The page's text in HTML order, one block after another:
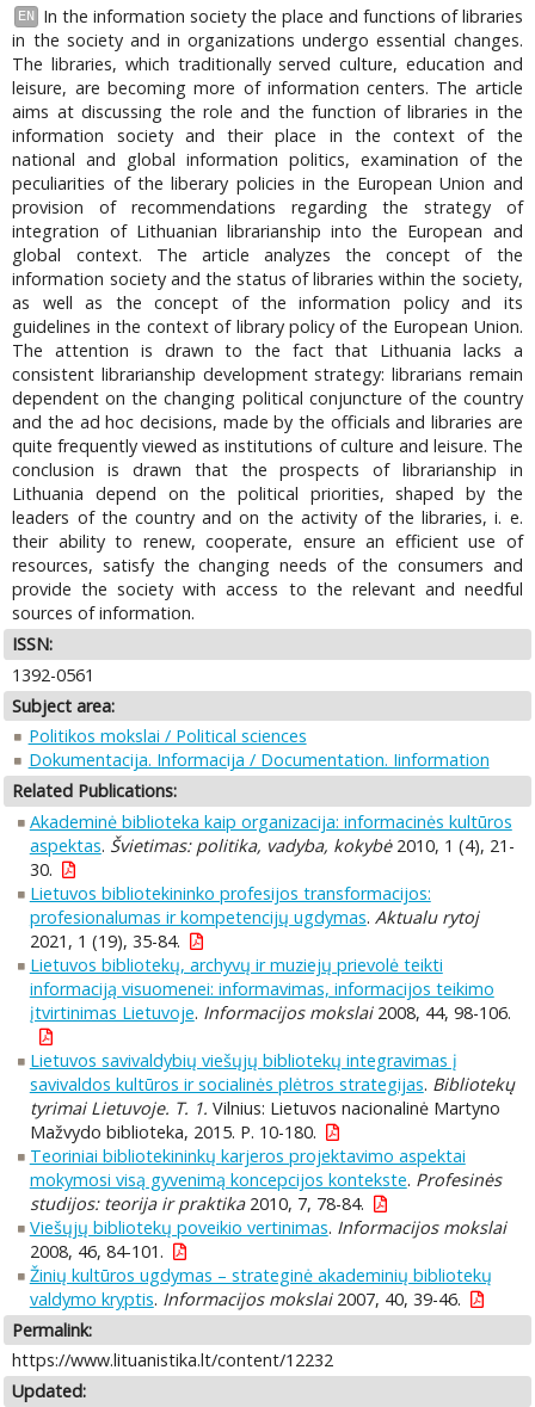
EN
In the information society the place and functions of libraries
in the society and in organizations undergo essential changes.
The libraries, which traditionally served culture, education and
leisure, are becoming more of information centers. The article
aims at discussing the role and the function of libraries in the
information society and their place in the context of the
national and global information politics, examination of the
peculiarities of the liberary policies in the European Union and
provision of recommendations regarding the strategy of
integration of Lithuanian librarianship into the European and
global context. The article analyzes the concept of the
information society and the status of libraries within the society,
as well as the concept of the information policy and its
guidelines in the context of library policy of the European Union.
The attention is drawn to the fact that Lithuania lacks a
consistent librarianship development strategy: librarians remain
dependent on the changing political conjuncture of the country
and the ad hoc decisions, made by the officials and libraries are
quite frequently viewed as institutions of culture and leisure. The
conclusion is drawn that the prospects of librarianship in
Lithuania depend on the political priorities, shaped by the
leaders of the country and on the activity of the libraries, i. e.
their ability to renew, cooperate, ensure an efficient use of
resources, satisfy the changing needs of the consumers and
provide the society with access to the relevant and needful
sources of information.
ISSN:
1392-0561
Subject area:
Politikos mokslai / Political sciences
Dokumentacija. Informacija / Documentation. Iinformation
Related Publications:
Akademinė biblioteka kaip organizacija: informacinės kultūros
aspektas. Švietimas: politika, vadyba, kokybė2010, 1 (4), 21-
30.
Lietuvos bibliotekininko profesijos transformacijos:
profesionalumas ir kompetencijų ugdymas. Aktualu rytoj
2021, 1 (19), 35-84.
Lietuvos bibliotekų, archyvų ir muziejų prievolė teikti
informaciją visuomenei: informavimas, informacijos teikimo
įtvirtinimas Lietuvoje. Informacijos mokslai2008, 44, 98-106.
Lietuvos savivaldybių viešųjų bibliotekų integravimas į
savivaldos kultūros ir socialinės plėtros strategijas. Bibliotekų
tyrimai Lietuvoje. T. 1. Vilnius: Lietuvos nacionalinė Martyno
Mažvydo biblioteka, 2015. P. 10-180.
Teoriniai bibliotekininkų karjeros projektavimo aspektai
mokymosi visą gyvenimą koncepcijos kontekste. Profesinės
studijos: teorija ir praktika2010, 7, 78-84.
Viešųjų bibliotekų poveikio vertinimas. Informacijos mokslai
2008, 46, 84-101.
Žinių kultūros ugdymas – strateginė akademinių bibliotekų
valdymo kryptis. Informacijos mokslai2007, 40, 39-46.
Permalink:
https://www.lituanistika.lt/content/12232
Updated: